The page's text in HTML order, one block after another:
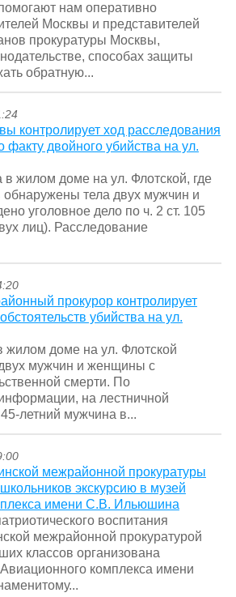
нам оперативно
Москвы и представителей
прокуратуры Москвы,
способах защиты
обратную...
контролирует ход расследования
факту двойного убийства на ул.
в жилом доме на ул. Флотской, где
тела двух мужчин и
уголовное дело по ч. 2 ст. 105
лиц). Расследование
прокурор контролирует
убийства на ул.
жилом доме на ул. Флотской
мужчин и женщины с
смерти. По
на лестничной
летний мужчина в...
межрайонной прокуратуры
экскурсию в музей
имени С.В. Ильюшина
воспитания
межрайонной прокуратурой
классов организована
комплекса имени